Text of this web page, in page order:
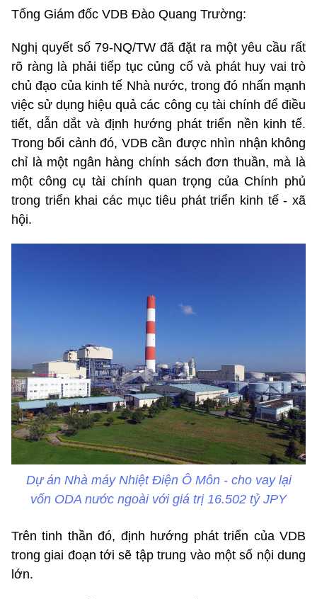
Tổng Giám đốc VDB Đào Quang Trường:
Nghị quyết số 79-NQ/TW đã đặt ra một yêu cầu rất
rõ ràng là phải tiếp tục củng cố và phát huy vai trò
chủ đạo của kinh tế Nhà nước, trong đó nhấn mạnh
việc sử dụng hiệu quả các công cụ tài chính để điều
tiết, dẫn dắt và định hướng phát triển nền kinh tế.
Trong bối cảnh đó, VDB cần được nhìn nhận không
chỉ là một ngân hàng chính sách đơn thuần, mà là
một công cụ tài chính quan trọng của Chính phủ
trong triển khai các mục tiêu phát triển kinh tế - xã
hội.
Dự án Nhà máy Nhiệt Điện Ô Môn - cho vay lại
vốn ODA nước ngoài với giá trị 16.502 tỷ JPY
Trên tinh thần đó, định hướng phát triển của VDB
trong giai đoạn tới sẽ tập trung vào một số nội dung
lớn.